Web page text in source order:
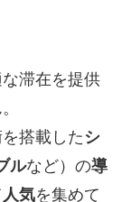
滞在を提供
搭載した シ
ルなど）の導
人気を集めて